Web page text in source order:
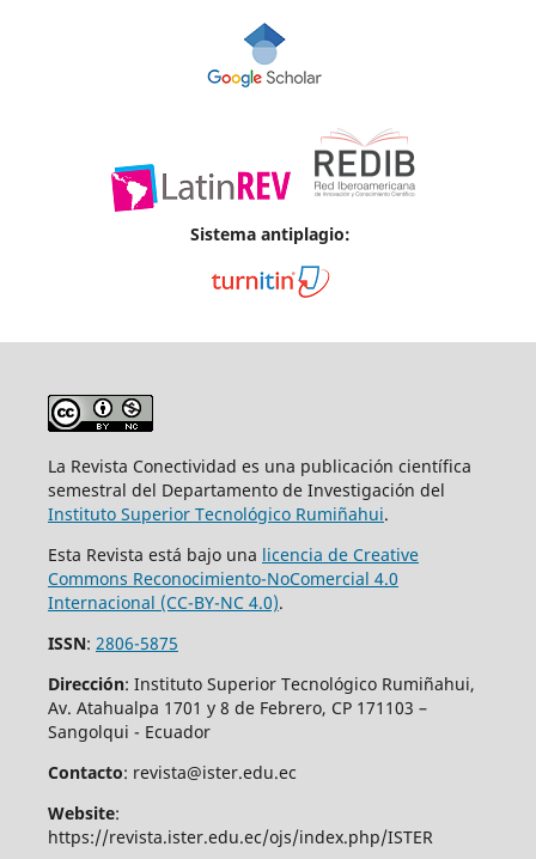
Sistema antiplagio:
La Revista Conectividad es una publicación científica
semestral del Departamento de Investigación del
Instituto Superior Tecnológico Rumiñahui.
Esta Revista está bajo una licencia de Creative
Commons Reconocimiento-NoComercial 4.0
Internacional (CC-BY-NC 4.0).
ISSN: 2806-5875
Dirección: Instituto Superior Tecnológico Rumiñahui,
Av. Atahualpa 1701 y 8 de Febrero, CP 171103 –
Sangolqui - Ecuador
Contacto: revista@ister.edu.ec
Website:
https://revista.ister.edu.ec/ojs/index.php/ISTER